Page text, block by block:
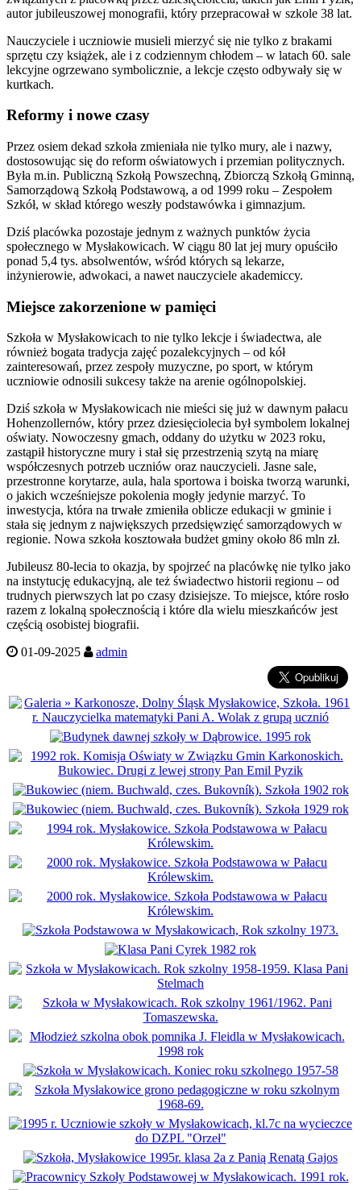
autor jubileuszowej monografii, który przepracował w szkole 38 lat.
Nauczyciele i uczniowie musieli mierzyć się nie tylko z brakami
sprzętu czy książek, ale i z codziennym chłodem – w latach 60. sale
lekcyjne ogrzewano symbolicznie, a lekcje często odbywały się w
kurtkach.
Reformy i nowe czasy
Przez osiem dekad szkoła zmieniała nie tylko mury, ale i nazwy,
dostosowując się do reform oświatowych i przemian politycznych.
Była m.in. Publiczną Szkołą Powszechną, Zbiorczą Szkołą Gminną,
Samorządową Szkołą Podstawową, a od 1999 roku – Zespołem
Szkół, w skład którego weszły podstawówka i gimnazjum.
Dziś placówka pozostaje jednym z ważnych punktów życia
społecznego w Mysłakowicach. W ciągu 80 lat jej mury opuściło
ponad 5,4 tys. absolwentów, wśród których są lekarze,
inżynierowie, adwokaci, a nawet nauczyciele akademiccy.
Miejsce zakorzenione w pamięci
Szkoła w Mysłakowicach to nie tylko lekcje i świadectwa, ale
również bogata tradycja zajęć pozalekcyjnych – od kół
zainteresowań, przez zespoły muzyczne, po sport, w którym
uczniowie odnosili sukcesy także na arenie ogólnopolskiej.
Dziś szkoła w Mysłakowicach nie mieści się już w dawnym pałacu
Hohenzollernów, który przez dziesięciolecia był symbolem lokalnej
oświaty. Nowoczesny gmach, oddany do użytku w 2023 roku,
zastąpił historyczne mury i stał się przestrzenią szytą na miarę
współczesnych potrzeb uczniów oraz nauczycieli. Jasne sale,
przestronne korytarze, aula, hala sportowa i boiska tworzą warunki,
o jakich wcześniejsze pokolenia mogły jedynie marzyć. To
inwestycja, która na trwałe zmieniła oblicze edukacji w gminie i
stała się jednym z największych przedsięwzięć samorządowych w
regionie. Nowa szkoła kosztowała budżet gminy około 86 mln zł.
Jubileusz 80-lecia to okazja, by spojrzeć na placówkę nie tylko jako
na instytucję edukacyjną, ale też świadectwo historii regionu – od
trudnych pierwszych lat po czasy dzisiejsze. To miejsce, które rosło
razem z lokalną społecznością i które dla wielu mieszkańców jest
częścią osobistej biografii.
01-09-2025
admin